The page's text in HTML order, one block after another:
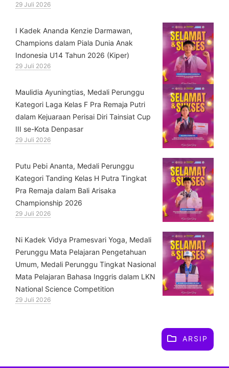
29 Juli 2026
⁠I Kadek Ananda Kenzie Darmawan,
Champions dalam Piala Dunia Anak
Indonesia U14 Tahun 2026 (Kiper)
29 Juli 2026
⁠Maulidia Ayuningtias, Medali Perunggu
Kategori Laga Kelas F Pra Remaja Putri
dalam Kejuaraan Perisai Diri Tainsiat Cup
III se-Kota Denpasar
29 Juli 2026
Putu Pebi Ananta, Medali Perunggu
Kategori Tanding Kelas H Putra Tingkat
Pra Remaja dalam Bali Arisaka
Championship 2026
29 Juli 2026
⁠Ni Kadek Vidya Pramesvari Yoga, Medali
Perunggu Mata Pelajaran Pengetahuan
Umum, Medali Perunggu Tingkat Nasional
Mata Pelajaran Bahasa Inggris dalam LKN
National Science Competition
29 Juli 2026
ARSIP